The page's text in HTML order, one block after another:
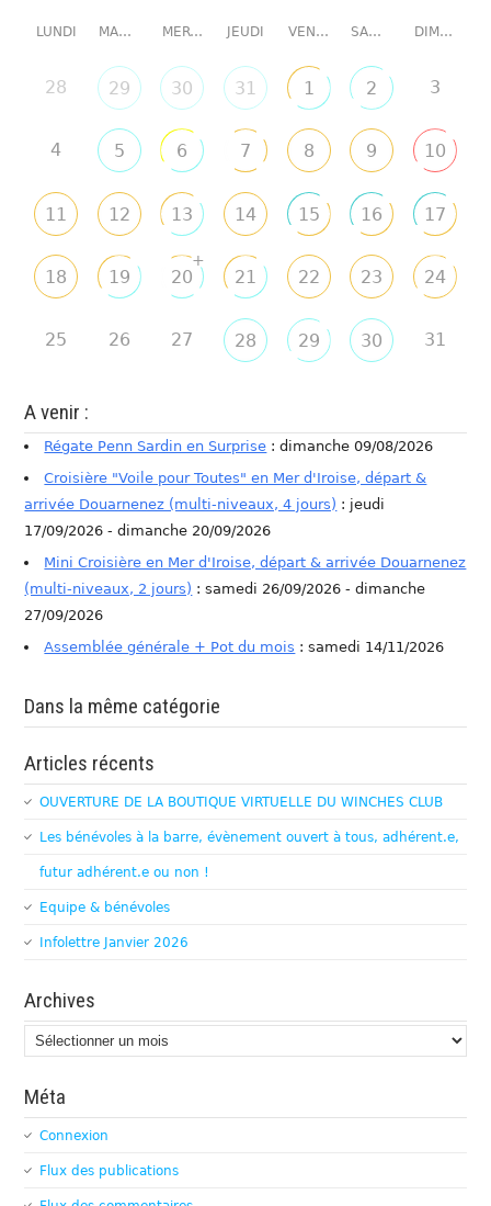
LUNDI MARDI MERCREDI JEUDI VENDREDI SAMEDI DIMANCHE
28 29 30 31 1 2 3
4 5 6 7 8 9 10
11 12 13 14 15 16 17
18 19 20
+
21 22 23 24
25 26 27 28 29 30 31
A venir :
Régate Penn Sardin en Surprise : dimanche 09/08/2026
Croisière "Voile pour Toutes" en Mer d'Iroise, départ &
arrivée Douarnenez (multi-niveaux, 4 jours) : jeudi
17/09/2026 - dimanche 20/09/2026
Mini Croisière en Mer d'Iroise, départ & arrivée Douarnenez
(multi-niveaux, 2 jours) : samedi 26/09/2026 - dimanche
27/09/2026
Assemblée générale + Pot du mois : samedi 14/11/2026
Dans la même catégorie
Articles récents
OUVERTURE DE LA BOUTIQUE VIRTUELLE DU WINCHES CLUB
Les bénévoles à la barre, évènement ouvert à tous, adhérent.e,
futur adhérent.e ou non !
Equipe & bénévoles
Infolettre Janvier 2026
Archives
Archives
Méta
Connexion
Flux des publications